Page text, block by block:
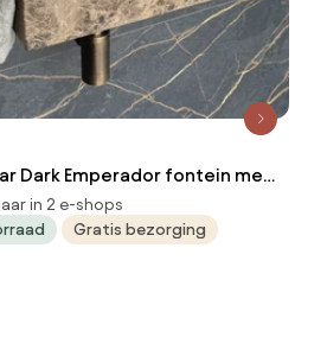
Dark Emperador fontein met
rechts 39x22x10cm
in 2 e-shops
Gratis bezorging